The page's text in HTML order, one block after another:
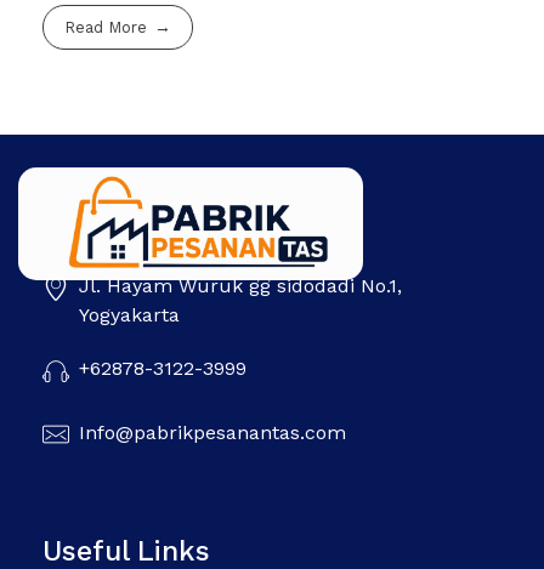
Read More
Pabrik Pesanan Tas Jl. Hayam Wuruk gg sidodadi No.1,
Yogyakarta
+62878-3122-3999
Info@pabrikpesanantas.com
Useful Links